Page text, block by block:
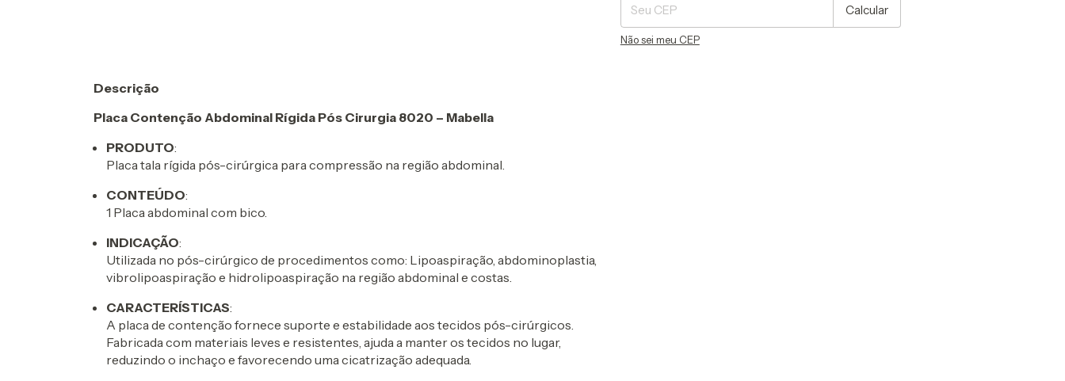
Calcular
Não sei meu CEP
Descrição
Placa Contenção Abdominal Rígida Pós Cirurgia 8020 – Mabella
PRODUTO:
Placa tala rígida pós-cirúrgica para compressão na região abdominal.
CONTEÚDO:
1 Placa abdominal com bico.
INDICAÇÃO:
Utilizada no pós-cirúrgico de procedimentos como: Lipoaspiração, abdominoplastia,
vibrolipoaspiração e hidrolipoaspiração na região abdominal e costas.
CARACTERÍSTICAS:
A placa de contenção fornece suporte e estabilidade aos tecidos pós-cirúrgicos.
Fabricada com materiais leves e resistentes, ajuda a manter os tecidos no lugar,
reduzindo o inchaço e favorecendo uma cicatrização adequada.